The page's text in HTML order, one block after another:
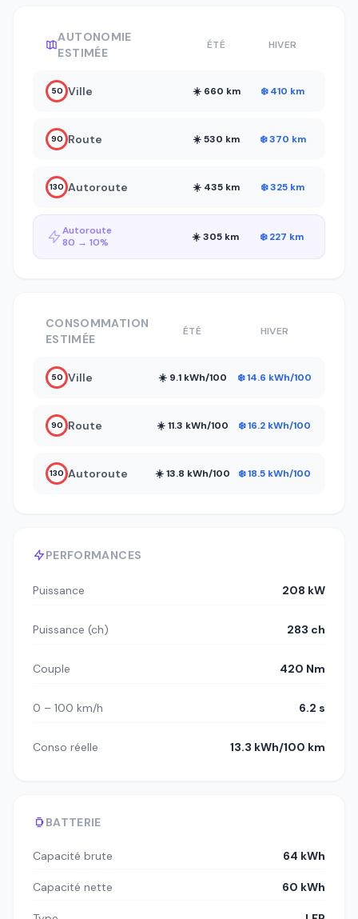
AUTONOMIE
ESTIMÉE
ÉTÉ HIVER
50 Ville ☀️ 660 km ❄️ 410 km
90 Route ☀️ 530 km ❄️ 370 km
130 Autoroute ☀️ 435 km ❄️ 325 km
Autoroute
80 → 10%
☀️ 305 km ❄️ 227 km
PERFORMANCES
Puissance 208 kW
Puissance (ch) 283 ch
Couple 420 Nm
0 – 100 km/h 6.2 s
Conso réelle 13.3 kWh/100 km
BATTERIE
Capacité brute 64 kWh
Capacité nette 60 kWh
CONSOMMATION
ESTIMÉE
ÉTÉ HIVER
50 Ville ☀️ 9.1 kWh/100 ❄️ 14.6 kWh/100
90 Route ☀️ 11.3 kWh/100 ❄️ 16.2 kWh/100
130 Autoroute ☀️ 13.8 kWh/100 ❄️ 18.5 kWh/100